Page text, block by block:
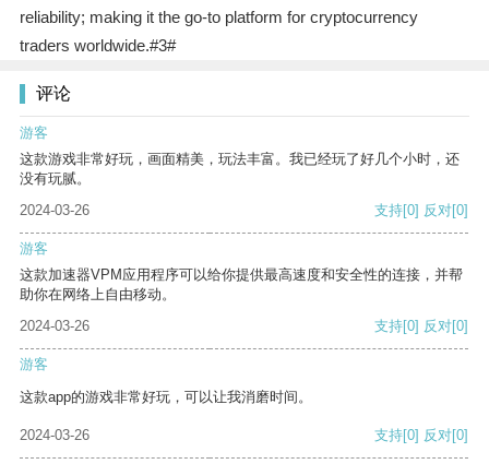
reliability; making it the go-to platform for cryptocurrency
traders worldwide.#3#
评论
游客
这款游戏非常好玩，画面精美，玩法丰富。我已经玩了好几个小时，还
没有玩腻。
2024-03-26
支持[0] 反对[0]
游客
这款加速器VPM应用程序可以给你提供最高速度和安全性的连接，并帮
助你在网络上自由移动。
2024-03-26
支持[0] 反对[0]
游客
这款app的游戏非常好玩，可以让我消磨时间。
2024-03-26 支持[0] 反对[0]